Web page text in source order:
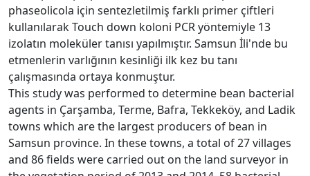
phaseolicola için sentezletilmiş farklı primer çiftleri
kullanılarak Touch down koloni PCR yöntemiyle 13
izolatın moleküler tanısı yapılmıştır. Samsun İli'nde bu
etmenlerin varlığının kesinliği ilk kez bu tanı
çalışmasında ortaya konmuştur.
This study was performed to determine bean bacterial
agents in Çarşamba, Terme, Bafra, Tekkeköy, and Ladik
towns which are the largest producers of bean in
Samsun province. In these towns, a total of 27 villages
and 86 fields were carried out on the land surveyor in